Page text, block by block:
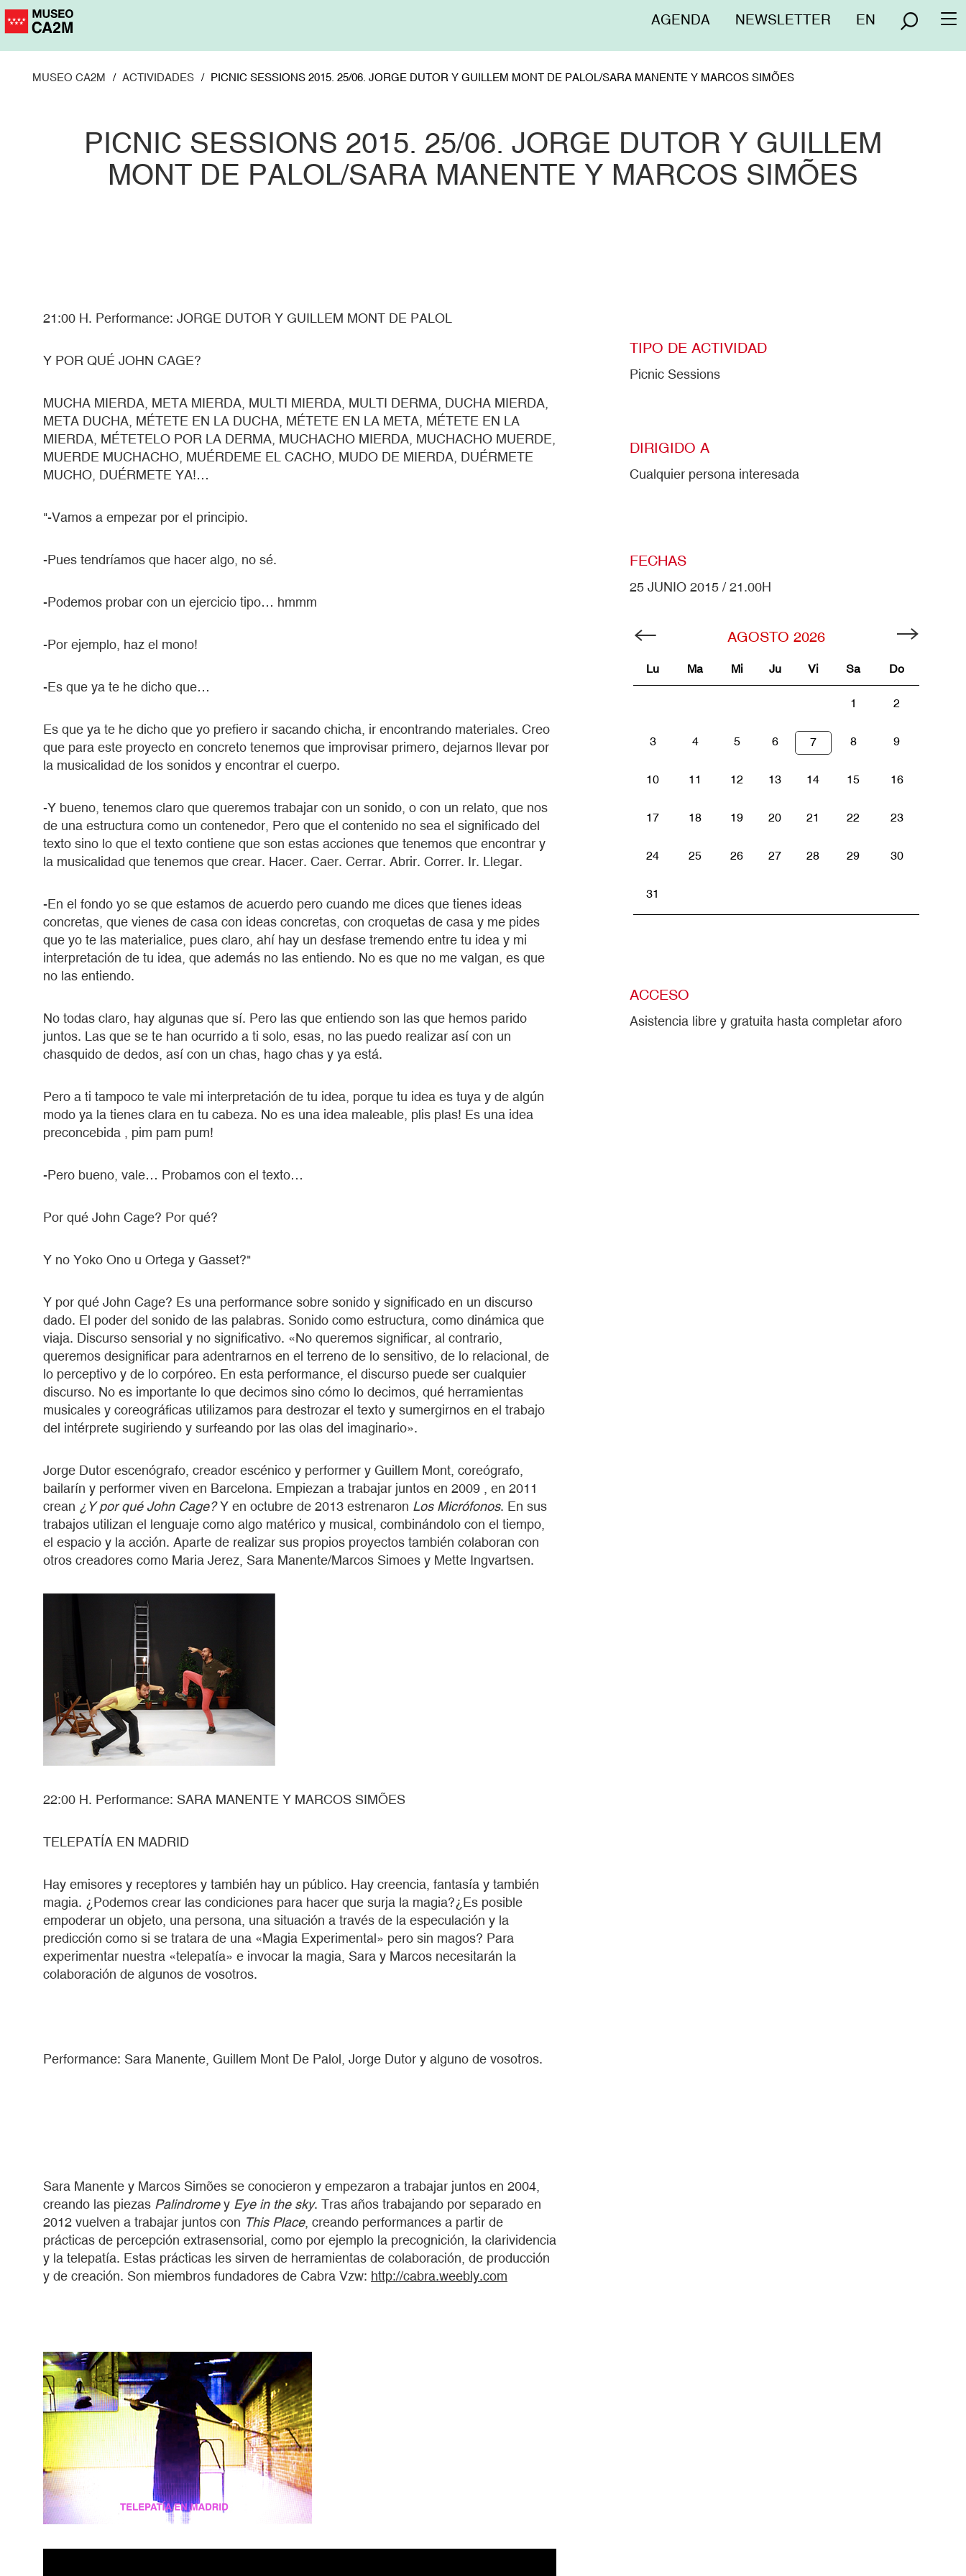
Pasar
Menú
AGENDA NEWSLETTER EN
MUSEO CA2M ACTIVIDADES PICNIC SESSIONS 2015. 25/06. JORGE DUTOR Y GUILLEM MONT DE PALOL/SARA MANENTE Y MARCOS SIMÕES
PICNIC SESSIONS 2015. 25/06. JORGE DUTOR Y GUILLEM
MONT DE PALOL/SARA MANENTE Y MARCOS SIMÕES
21:00 H. Performance: JORGE DUTOR Y GUILLEM MONT DE PALOL
Y POR QUÉ JOHN CAGE?
MUCHA MIERDA, META MIERDA, MULTI MIERDA, MULTI DERMA, DUCHA MIERDA,
META DUCHA, MÉTETE EN LA DUCHA, MÉTETE EN LA META, MÉTETE EN LA
MIERDA, MÉTETELO POR LA DERMA, MUCHACHO MIERDA, MUCHACHO MUERDE,
MUERDE MUCHACHO, MUÉRDEME EL CACHO, MUDO DE MIERDA, DUÉRMETE
MUCHO, DUÉRMETE YA!…
"-Vamos a empezar por el principio.
-Pues tendríamos que hacer algo, no sé.
-Podemos probar con un ejercicio tipo… hmmm
-Por ejemplo, haz el mono!
-Es que ya te he dicho que…
Es que ya te he dicho que yo prefiero ir sacando chicha, ir encontrando materiales. Creo
que para este proyecto en concreto tenemos que improvisar primero, dejarnos llevar por
la musicalidad de los sonidos y encontrar el cuerpo.
-Y bueno, tenemos claro que queremos trabajar con un sonido, o con un relato, que nos
de una estructura como un contenedor, Pero que el contenido no sea el significado del
texto sino lo que el texto contiene que son estas acciones que tenemos que encontrar y
la musicalidad que tenemos que crear. Hacer. Caer. Cerrar. Abrir. Correr. Ir. Llegar.
-En el fondo yo se que estamos de acuerdo pero cuando me dices que tienes ideas
concretas, que vienes de casa con ideas concretas, con croquetas de casa y me pides
que yo te las materialice, pues claro, ahí hay un desfase tremendo entre tu idea y mi
interpretación de tu idea, que además no las entiendo. No es que no me valgan, es que
no las entiendo.
No todas claro, hay algunas que sí. Pero las que entiendo son las que hemos parido
juntos. Las que se te han ocurrido a ti solo, esas, no las puedo realizar así con un
chasquido de dedos, así con un chas, hago chas y ya está.
Pero a ti tampoco te vale mi interpretación de tu idea, porque tu idea es tuya y de algún
modo ya la tienes clara en tu cabeza. No es una idea maleable, plis plas! Es una idea
preconcebida , pim pam pum!
-Pero bueno, vale… Probamos con el texto…
Por qué John Cage? Por qué?
Y no Yoko Ono u Ortega y Gasset?"
Y por qué John Cage? Es una performance sobre sonido y significado en un discurso
dado. El poder del sonido de las palabras. Sonido como estructura, como dinámica que
viaja. Discurso sensorial y no significativo. «No queremos significar, al contrario,
queremos designificar para adentrarnos en el terreno de lo sensitivo, de lo relacional, de
lo perceptivo y de lo corpóreo. En esta performance, el discurso puede ser cualquier
discurso. No es importante lo que decimos sino cómo lo decimos, qué herramientas
musicales y coreográficas utilizamos para destrozar el texto y sumergirnos en el trabajo
del intérprete sugiriendo y surfeando por las olas del imaginario».
Jorge Dutor escenógrafo, creador escénico y performer y Guillem Mont, coreógrafo,
bailarín y performer viven en Barcelona. Empiezan a trabajar juntos en 2009 , en 2011
crean ¿Y por qué John Cage?Y en octubre de 2013 estrenaron Los Micrófonos. En sus
trabajos utilizan el lenguaje como algo matérico y musical, combinándolo con el tiempo,
el espacio y la acción. Aparte de realizar sus propios proyectos también colaboran con
otros creadores como Maria Jerez, Sara Manente/Marcos Simoes y Mette Ingvartsen.
22:00 H. Performance: SARA MANENTE Y MARCOS SIMÕES
TELEPATÍA EN MADRID
Hay emisores y receptores y también hay un público. Hay creencia, fantasía y también
magia. ¿Podemos crear las condiciones para hacer que surja la magia?¿Es posible
empoderar un objeto, una persona, una situación a través de la especulación y la
predicción como si se tratara de una «Magia Experimental» pero sin magos? Para
experimentar nuestra «telepatía» e invocar la magia, Sara y Marcos necesitarán la
colaboración de algunos de vosotros.
Performance: Sara Manente, Guillem Mont De Palol, Jorge Dutor y alguno de vosotros.
Sara Manente y Marcos Simões se conocieron y empezaron a trabajar juntos en 2004,
creando las piezas Palindromey Eye in the sky. Tras años trabajando por separado en
2012 vuelven a trabajar juntos con This Place, creando performances a partir de
prácticas de percepción extrasensorial, como por ejemplo la precognición, la clarividencia
y la telepatía. Estas prácticas les sirven de herramientas de colaboración, de producción
y de creación. Son miembros fundadores de Cabra Vzw: http://cabra.weebly.com
TIPO DE ACTIVIDAD
Picnic Sessions
DIRIGIDO A
Cualquier persona interesada
FECHAS
25 JUNIO 2015 / 21.00H
AGOSTO 2026
Lu Ma Mi Ju Vi Sa Do
1 2
3 4 5 6 7 8 9
10 11 12 13 14 15 16
17 18 19 20 21 22 23
24 25 26 27 28 29 30
31
ACCESO
Asistencia libre y gratuita hasta completar aforo